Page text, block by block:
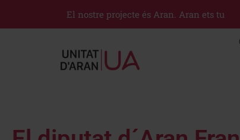
El nostre projecte és Aran. Aran ets tu